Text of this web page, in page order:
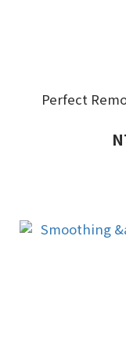
Perfect